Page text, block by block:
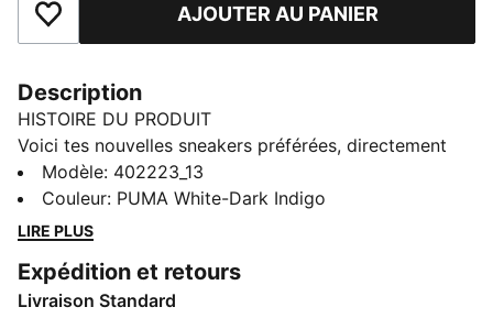
Ajouter aux favorisAJOUTER AU PANIER
Description
HISTOIRE DU PRODUIT
Voici tes nouvelles sneakers préférées, directement
inspirées du basketball. Approprie-toi les codes du
tennis pour les intégrer avec naturel à ton style. La
semelle intérieure SOFTFOAM+ offre un amorti parfait
CARACTÉRISTIQUES + AVANTAGES
SOFTFOAM+ : semelle intérieure confortable conçue
Modèle: 402223_13
Couleur: PUMA White-Dark Indigo
LIRE PLUS
Expédition et retours
Livraison Standard